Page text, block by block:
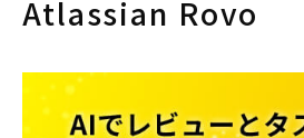
Atlassian Rovo